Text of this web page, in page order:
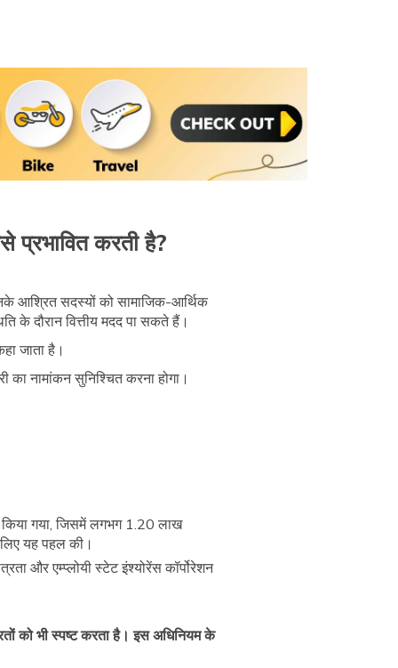
करती है?
आश्रित सदस्यों को सामाजिक-आर्थिक
के दौरान वित्तीय मदद पा सकते हैं।
जाता है।
का नामांकन सुनिश्चित करना होगा।
गया, जिसमें लगभग 1.20 लाख
यह पहल की।
और एम्प्लोयी स्टेट इंश्योरेंस कॉर्पोरेशन
को भी स्पष्ट करता है। इस अधिनियम के